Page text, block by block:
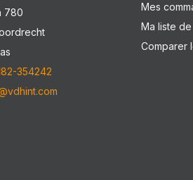
780
354242
Mes
Ma liste
Comparer